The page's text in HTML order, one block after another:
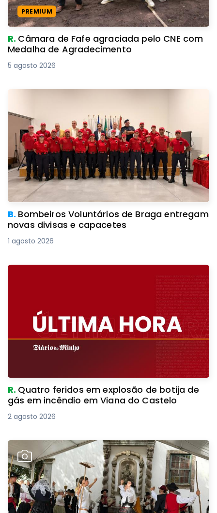
PREMIUM
R. Câmara de Fafe agraciada pelo CNE com
Medalha de Agradecimento
5 agosto 2026
B. Bombeiros Voluntários de Braga entregam
novas divisas e capacetes
1 agosto 2026
R. Quatro feridos em explosão de botija de
gás em incêndio em Viana do Castelo
2 agosto 2026